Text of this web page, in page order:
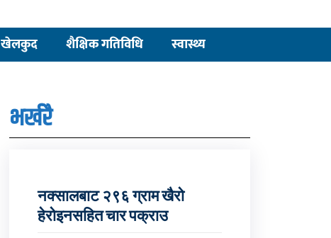
खेलकुद शैक्षिक गतिविधि स्वास्थ्य
भर्खरै
नक्सालबाट २९६ ग्राम खैरो
हेरोइनसहित चार पक्राउ